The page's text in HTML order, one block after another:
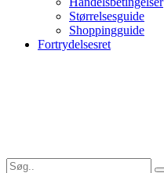
Størrelsesguide
Shoppingguide
Fortrydelsesret